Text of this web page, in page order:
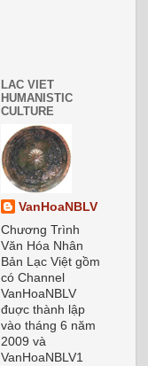
LAC VIET
HUMANISTIC
CULTURE
VanHoaNBLV
Chương Trình
Văn Hóa Nhân
Bản Lạc Việt gồm
có Channel
VanHoaNBLV
đuợc thành lập
vào tháng 6 năm
2009 và
VanHoaNBLV1